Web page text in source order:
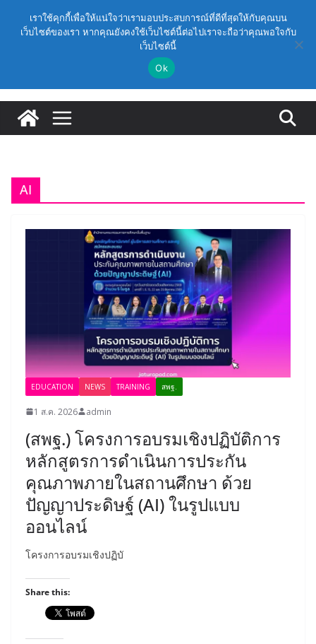
วันศุกร์, สิงหาคม 7, 2026
Latest: ก.ค.ศ. เห็นชอบ รายละเอียดการดำเนินการคัดเลือกบุคคล
เพื่อบรรจุและแต่งตั้งให้ดำรงตำแหน่งรองผู้อำนวยการ
สถานศึกษา และผู้อำนวยการสถานศึกษา สังกัดสำนักงาน
คณะกรรมการการศึกษาขั้นพื้นฐาน ปี 2569 ตามหลัก
ก.ค.ศ. | ว 12/2568 หลักเกณฑ์และวิธีการคัดเลือกบุคคล
เพื่อบรรจุและแต่งตั้งให้ดำรงตำแหน่งรองผู้อำนวยการ
สถานศึกษาและผู้อำนวยการสถานศึกษา สังกัดกระทรวง
และการประยุกต์ใช้ปัญญาประดิษฐ์ (AI)
การประกันคุณภาพภายในสถานศึกษา ด้วยปัญญาประดิษฐ์
(AI) ในรูปแบบออนไลน์
AI
EDUCATION NEWS TRAINING สพฐ.
1 ส.ค. 2026 admin
(สพฐ.) โครงการอบรมเชิงปฏิบัติการ
หลักสูตรการดำเนินการประกัน
คุณภาพภายในสถานศึกษา ด้วย
ปัญญาประดิษฐ์ (AI) ในรูปแบบ
ออนไลน์
โครงการอบรมเชิงปฏิบั
Share this:
เราใช้คุกกี้เพื่อให้แน่ใจว่าเรามอบประสบการณ์ที่ดีที่สุดให้กับคุณบน
เว็บไซต์ของเรา หากคุณยังคงใช้เว็บไซต์นี้ต่อไปเราจะถือว่าคุณพอใจกับ
เว็บไซต์นี้
Ok